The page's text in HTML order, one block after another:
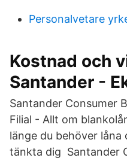
Personalvetare
Kostnad och
Santander -
Santander Consumer
Filial - Allt om
länge du behöver
tänkta dig Santander